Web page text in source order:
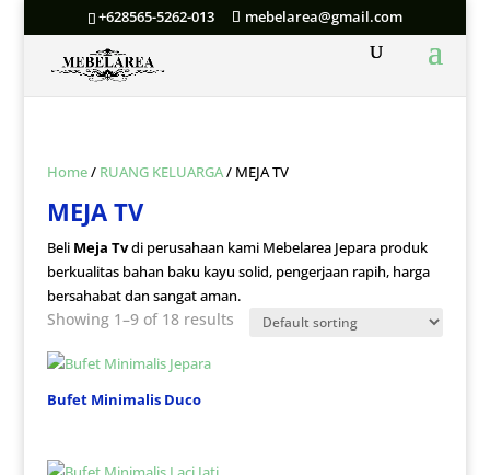
+628565-5262-013 mebelarea@gmail.com
Home/ RUANG KELUARGA/ MEJA TV
MEJA TV
Beli Meja Tvdi perusahaan kami Mebelarea Jepara produk
berkualitas bahan baku kayu solid, pengerjaan rapih, harga
bersahabat dan sangat aman.
Showing 1–9 of 18 results
Bufet Minimalis Duco